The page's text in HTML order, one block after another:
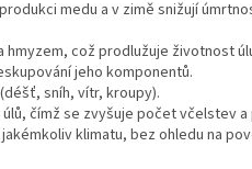
medu a v zimě snižují
což prodlužuje životnost
jeho komponentů.
sníh, vítr, kroupy).
čímž se zvyšuje počet včelstev
klimatu, bez ohledu na